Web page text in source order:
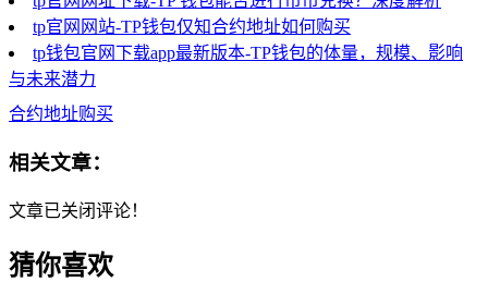
tp官网网站-TP钱包仅知合约地址如何购买
tp钱包官网下载app最新版本-TP钱包的体量，规模、影响
与未来潜力
合约地址购买
相关文章：
文章已关闭评论！
猜你喜欢